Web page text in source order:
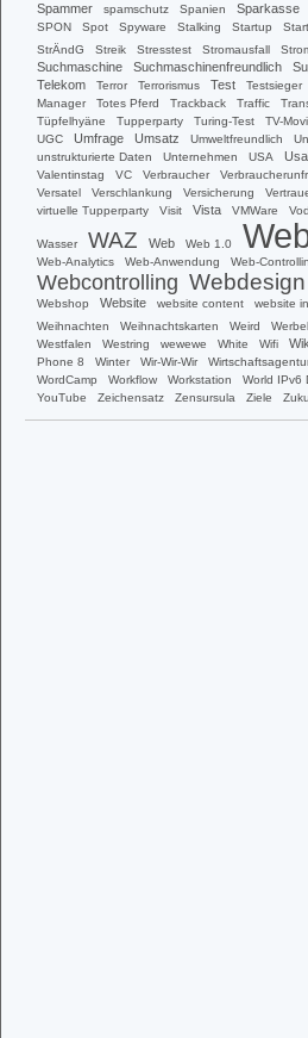
Spammer spamschutz Spanien Sparkasse
SPON
Spot Spyware Stalking Startup
StrÄndG
Streik Stresstest Stromausfall
Suchmaschine Suchmaschinenfreundlich
Telekom Terror Terrorismus Test Testsieger
Manager
Totes Pferd Trackback Traffic
Tüpfelhyäne
Tupperparty Turing-Test TV-
UGC
Umfrage Umsatz Umweltfreundlich
unstrukturierte Daten
Unternehmen USA
Valentinstag
VC Verbraucher
Versatel
Verschlankung Versicherung
virtuelle Tupperparty
Visit Vista VMWare
Wasser WAZ Web Web 1.0
Web-Analytics
Web-Anwendung Web-
Webcontrolling Webdesign
Webshop
Website website content website
Weihnachten
Weihnachtskarten Weird
Westfalen
Westring wewewe White Wifi
Phone 8 Winter Wir-Wir-Wir
WordCamp
Workflow Workstation World IPv6
YouTube Zeichensatz Zensursula Ziele